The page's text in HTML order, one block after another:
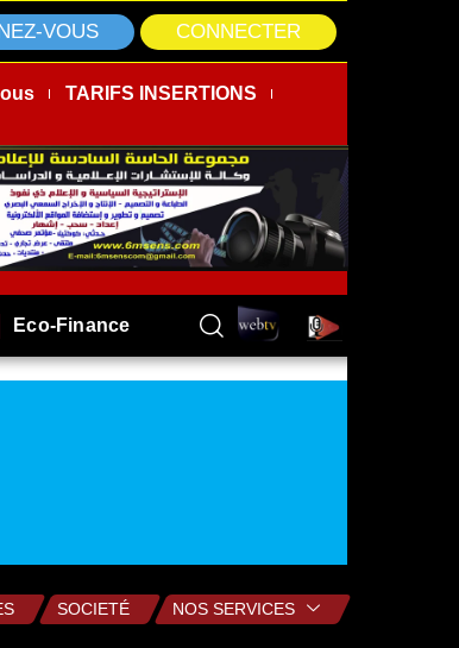
VOUS CONNECTER
TARIFS INSERTIONS
Eco-Finance
SOCIETÉ
NOS SERVICES